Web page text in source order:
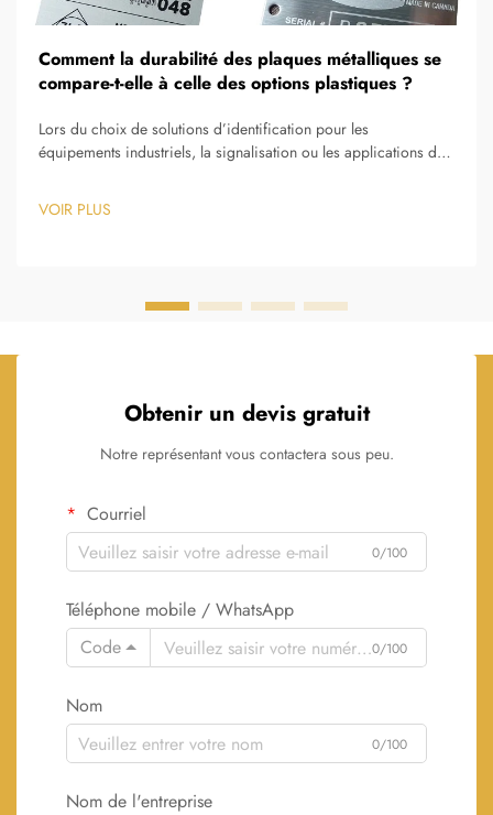
Comment la durabilité des plaques métalliques se
compare-t-elle à celle des options plastiques ?
Lors du choix de solutions d’identification pour les
équipements industriels, la signalisation ou les applications de
et des alternatives en plastique a un impact significatif sur les
performances à long terme et sur l’efficacité économique.
VOIR PLUS
Obtenir un devis gratuit
Notre représentant vous contactera sous peu.
Courriel
0/100
Téléphone mobile / WhatsApp
Code
0/100
Nom
0/100
Nom de l'entreprise